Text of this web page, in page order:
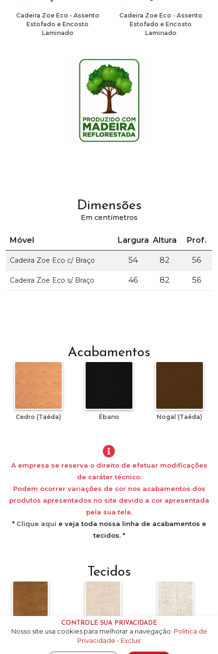
CONTROLE SUA PRIVACIDADE
Nosso site usa cookies para melhorar a navegação. Politica de
Privacidade - Excluir
Cadeira Zoe Eco - Assento
Estofado e Encosto
Laminado
Cadeira Zoe Eco - Assento
Estofado e Encosto
Laminado
Dimensões
Em centímetros
Móvel Largura Altura Prof.
Cadeira Zoe Eco c/ Braço 54 82 56
Cadeira Zoe Eco s/ Braço 46 82 56
Acabamentos
Cedro (Taêda) Ébano Nogal (Taêda)
A empresa se reserva o direito de efetuar modificações
de caráter técnico.
Podem ocorrer variações de cor nos acabamentos dos
produtos apresentados no site devido a cor apresentada
pela sua tela.
* Clique aqui e veja toda nossa linha de acabamentos e
tecidos. *
Tecidos
4F-B